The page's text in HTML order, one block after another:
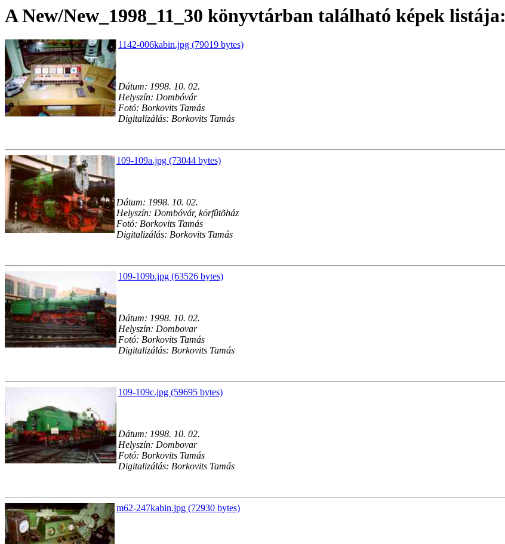
A New/New_1998_11_30 könyvtárban található képek listája:
1142-006kabin.jpg (79019 bytes)
Dátum: 1998. 10. 02.
Helyszín: Dombóvár
Fotó: Borkovits Tamás
Digitalizálás: Borkovits Tamás
109-109a.jpg (73044 bytes)
Dátum: 1998. 10. 02.
Helyszín: Dombóvár, körfûtõház
Fotó: Borkovits Tamás
Digitalizálás: Borkovits Tamás
109-109b.jpg (63526 bytes)
Dátum: 1998. 10. 02.
Helyszín: Dombovar
Fotó: Borkovits Tamás
Digitalizálás: Borkovits Tamás
109-109c.jpg (59695 bytes)
Dátum: 1998. 10. 02.
Helyszín: Dombovar
Fotó: Borkovits Tamás
Digitalizálás: Borkovits Tamás
m62-247kabin.jpg (72930 bytes)